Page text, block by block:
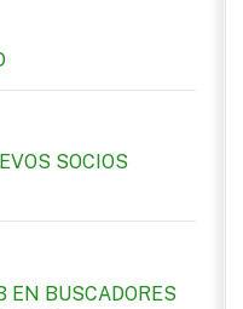
SOCIOS
EN BUSCADORES